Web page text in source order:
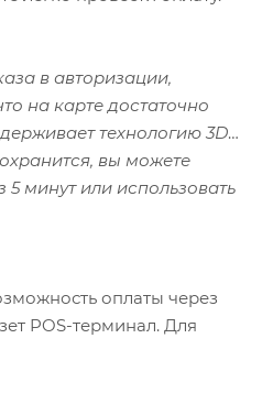
в авторизации,
на карте достаточно
технологию 3D-
вы можете
5 минут или использовать
оплаты через
POS-терминал. Для